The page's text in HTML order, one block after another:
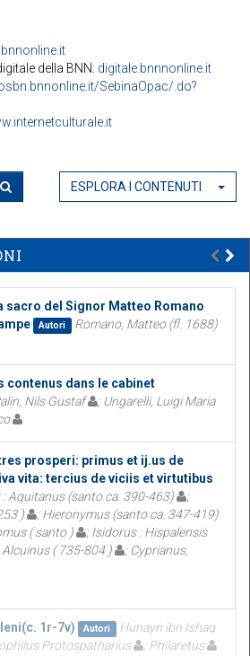
della BNN: digitale.bnnnonline.it
SebinaOpac/.do?
ESPLORA I CONTENUTI
sacro del Signor Matteo Romano
Autori Romano, Matteo (fl. 1688)
contenus dans le cabinet
Nils Gustaf
; Ungarelli, Luigi Maria
prosperi: primus et ij.us de
vita: tercius de viciis et virtutibus
: Aquitanus (santo ca. 390-463)
;
)
; Hieronymus (santo ca. 347-419)
( santo )
; Isidorus : Hispalensis
Alcuinus ( 735-804 )
; Cyprianus,
1r-7v) Autori
Hunayn ibn Ishaq
Protospatharius ; Philaretus